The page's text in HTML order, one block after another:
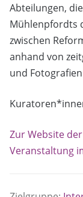
Abteilungen,
Mühlenpfordts
zwischen
anhand von
und
Zur Website
Veranstaltung